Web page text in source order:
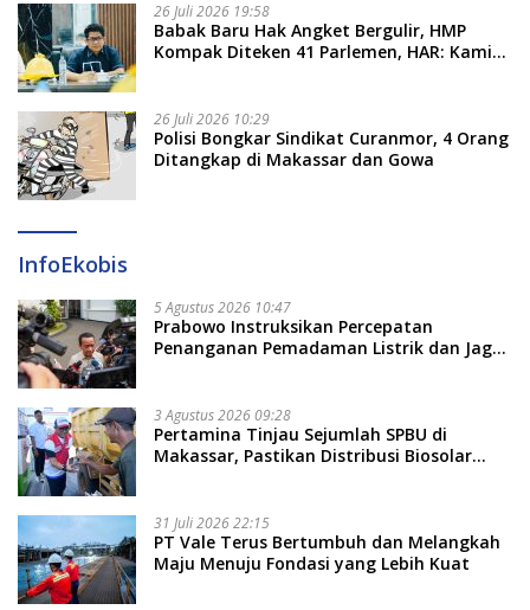
26 Juli 2026 19:58
​Babak Baru Hak Angket Bergulir, HMP
Kompak Diteken 41 Parlemen, HAR: Kami
26 Juli 2026 10:29
Polisi Bongkar Sindikat Curanmor, 4 Orang
Ditangkap di Makassar dan Gowa
InfoEkobis
5 Agustus 2026 10:47
Prabowo Instruksikan Percepatan
Penanganan Pemadaman Listrik dan Jaga
3 Agustus 2026 09:28
Pertamina Tinjau Sejumlah SPBU di
Makassar, Pastikan Distribusi Biosolar
31 Juli 2026 22:15
PT Vale Terus Bertumbuh dan Melangkah
Maju Menuju Fondasi yang Lebih Kuat